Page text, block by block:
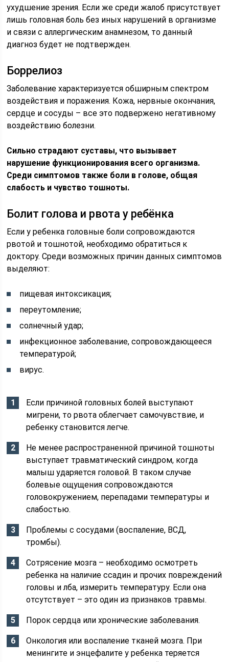
ухудшение зрения. Если же среди жалоб присутствует
лишь головная боль без иных нарушений в организме
и связи с аллергическим анамнезом, то данный
диагноз будет не подтвержден.
Боррелиоз
Заболевание характеризуется обширным спектром
воздействия и поражения. Кожа, нервные окончания,
сердце и сосуды – все это подвержено негативному
воздействию болезни.
Сильно страдают суставы, что вызывает
нарушение функционирования всего организма.
Среди симптомов также боли в голове, общая
слабость и чувство тошноты.
Болит голова и рвота у ребёнка
Если у ребенка головные боли сопровождаются
рвотой и тошнотой, необходимо обратиться к
доктору. Среди возможных причин данных симптомов
выделяют:
пищевая интоксикация;
переутомление;
солнечный удар;
инфекционное заболевание, сопровождающееся
температурой;
вирус.
Если причиной головных болей выступают
мигрени, то рвота облегчает самочувствие, и
ребенку становится легче.
Не менее распространенной причиной тошноты
выступает травматический синдром, когда
малыш ударяется головой. В таком случае
болевые ощущения сопровождаются
головокружением, перепадами температуры и
слабостью.
Проблемы с сосудами (воспаление, ВСД,
тромбы).
Сотрясение мозга – необходимо осмотреть
ребенка на наличие ссадин и прочих повреждений
головы и лба, измерить температуру. Если она
отсутствует – это один из признаков травмы.
Порок сердца или хронические заболевания.
Онкология или воспаление тканей мозга. При
менингите и энцефалите у ребенка теряется